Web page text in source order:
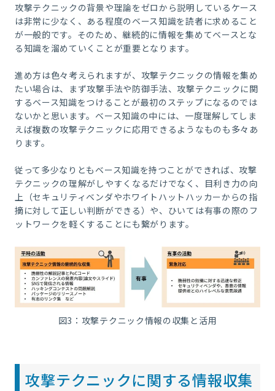
攻撃テクニックの背景や理論をゼロから説明しているケース
は非常に少なく、ある程度のベース知識を読者に求めること
が一般的です。そのため、継続的に情報を集めてベースとな
る知識を溜めていくことが重要となります。
進め方は色々考えられますが、攻撃テクニックの情報を集め
たい場合は、まず攻撃手法や防御手法、攻撃テクニックに関
するベース知識をつけることが最初のステップになるのでは
ないかと思います。ベース知識の中には、一度理解してしま
えば複数の攻撃テクニックに応用できるようなものも多々あ
ります。
従って多少なりともベース知識を持つことができれば、攻撃
テクニックの理解がしやすくなるだけでなく、目利き力の向
上（セキュリティベンダやホワイトハットハッカーからの指
摘に対して正しい判断ができる）や、ひいては有事の際のフ
ットワークを軽くすることにも繋がります。
図3：攻撃テクニック情報の収集と活用
攻撃テクニックに関する情報収集